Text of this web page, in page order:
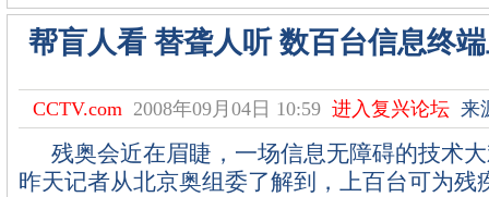
帮盲人看 替聋人听 数百台信息终
CCTV.com 2008年09月04日 10:59 进入复兴论坛来
残奥会近在眉睫，一场信息无障碍的技术
昨天记者从北京奥组委了解到，上百台可为残